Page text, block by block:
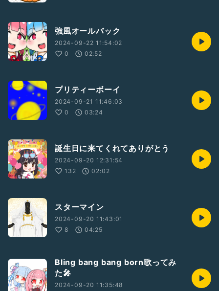
強風オールバック
2024-09-22 11:54:02
0
02:52
プリティーボーイ
2024-09-21 11:46:03
0
03:24
誕生日に来てくれてありがとう
2024-09-20 12:31:54
132
02:02
スターマイン
2024-09-20 11:43:01
8
04:25
Bling bang bang born歌ってみ
た🎤
2024-09-20 11:35:48